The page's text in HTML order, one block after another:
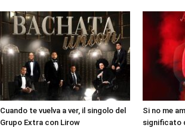
Cuando te vuelva a ver, il singolo del
Grupo Extra con Lirow
Si no me
significato